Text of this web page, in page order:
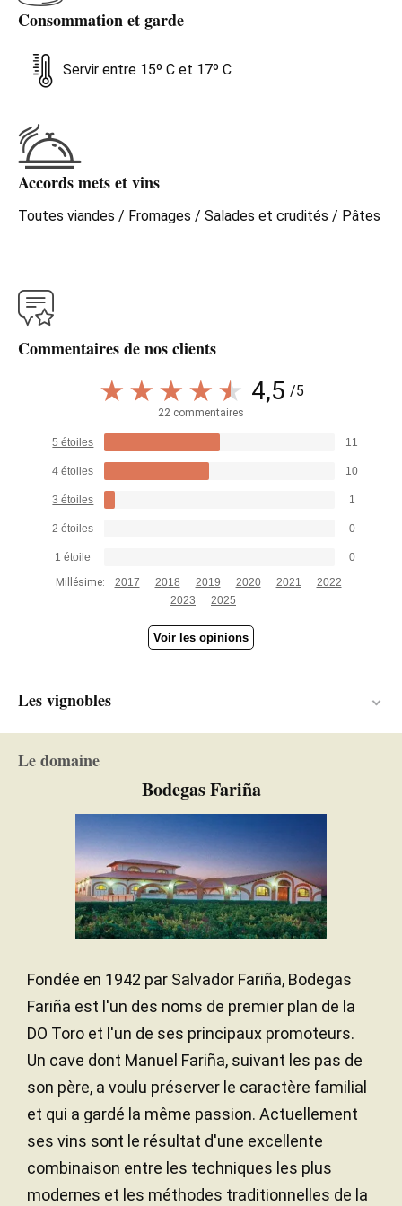
Consommation et garde
Servir entre 15º C et 17º C
Accords mets et vins
Toutes viandes / Fromages / Salades et crudités / Pâtes
Commentaires de nos clients
4,5 /5
22 commentaires
5 étoiles 11
4 étoiles 10
3 étoiles 1
2 étoiles 0
1 étoile
0
Millésime:
2017 2018 2019 2020 2021
2022
2023
2025
Voir les opinions
Les vignobles
Le domaine
Bodegas Fariña
Fondée en 1942 par Salvador Fariña, Bodegas
Fariña est l'un des noms de premier plan de la
DO Toro et l'un de ses principaux promoteurs.
Un cave dont Manuel Fariña, suivant les pas de
son père, a voulu préserver le caractère familial
et qui a gardé la même passion. Actuellement
ses vins sont le résultat d'une excellente
combinaison entre les techniques les plus
modernes et les méthodes traditionnelles de la